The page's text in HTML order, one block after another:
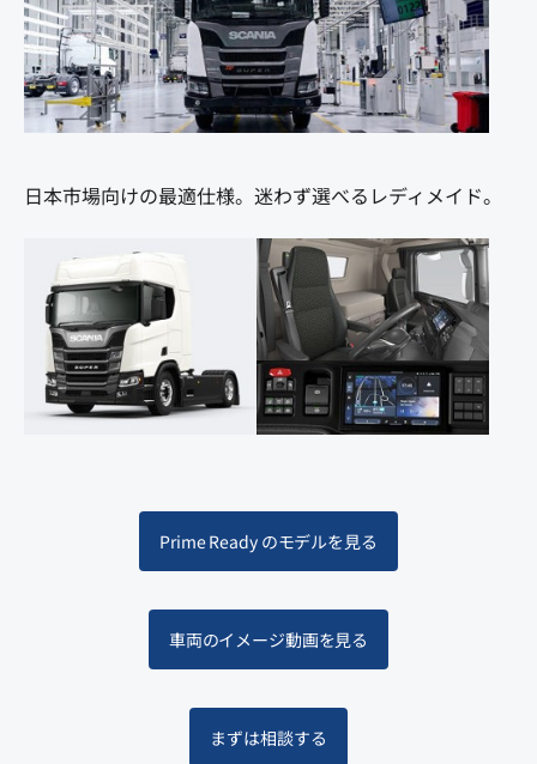
日本市場向けの最適仕様。迷わず選べるレディメイド。
Prime Ready のモデルを見る
車両のイメージ動画を見る
まずは相談する